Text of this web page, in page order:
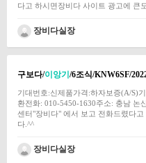
다고 하시면장비다 사이트 광고에 큰
장비다실장
구보다/이앙기/6조식/KNW6SF/
기대번호:신제품가격:하자보증(A/S)
환전화: 010-5450-1630주소: 충남 논
센터"장비다" 에서 보고 전화드렸다
다.^^
장비다실장